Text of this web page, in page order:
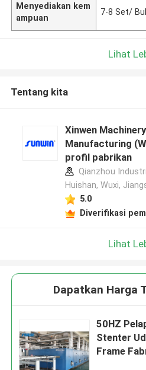
Menyediakan kem
ampuan
7-8 Set/
Lihat
Tentang kita
Xinwen Machinery
Manufacturing
profil pabrikan
Qianzhou
Huishan, Wuxi,
5.0
Diverifikasi
Lihat
Dapatkan Harga
50HZ
Stenter
Frame